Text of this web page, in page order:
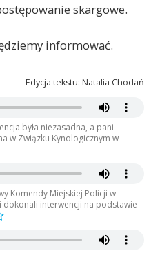
skargowe.
informować.
Edycja tekstu: Natalia Chodań
była niezasadna, a pani
w Związku Kynologicznym w
Komendy Miejskiej Policji w
dokonali interwencji na podstawie